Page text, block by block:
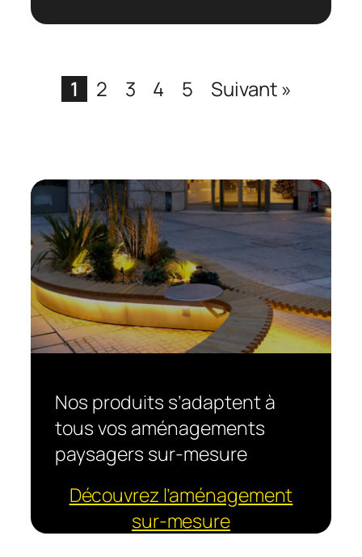
1 2 3 4 5 Suivant »
Nos produits s’adaptent à
tous vos aménagements
paysagers sur-mesure
Découvrez l’aménagement
sur-mesure